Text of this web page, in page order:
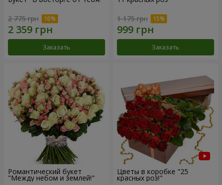
2 775 грн
Заказать
1 175 грн
Заказать
Романтический букет
"Между небом и землей!"
Цветы в коробке "25
красных роз!"